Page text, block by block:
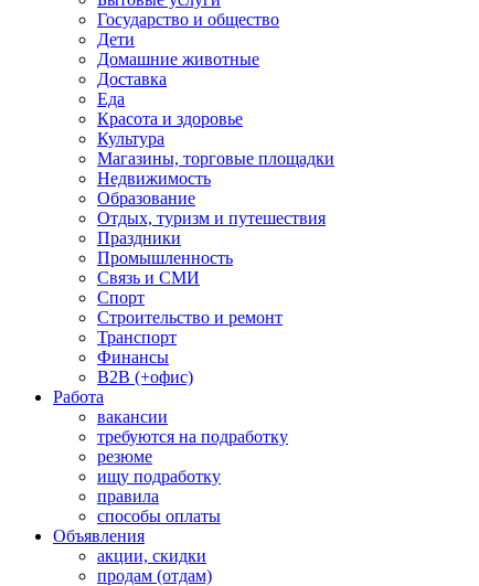
Государство и общество
Дети
Домашние животные
Доставка
Еда
Красота и здоровье
Культура
Магазины, торговые площадки
Недвижимость
Образование
Отдых, туризм и путешествия
Праздники
Промышленность
Связь и СМИ
Спорт
Строительство и ремонт
Транспорт
Финансы
B2B (+офис)
Работа
вакансии
требуются на подработку
резюме
ищу подработку
правила
способы оплаты
Объявления
акции, скидки
продам (отдам)